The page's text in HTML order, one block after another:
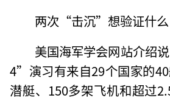
两次“击沉”想验证什么
美国海军学会网站介绍
4”演习有来自29个国家的
潜艇、150多架飞机和超过